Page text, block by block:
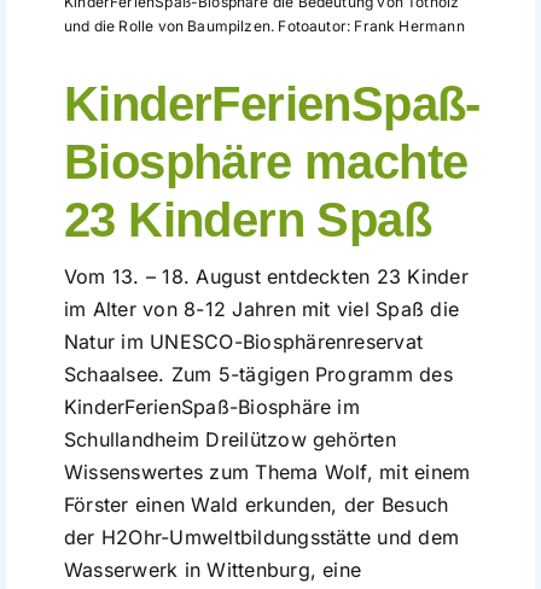
Förderverein
Kontakt
Karte
Shop
und die Rolle von Baumpilzen. Fotoautor: Frank Hermann
KinderFerienSpaß-
Biosphäre machte
23 Kindern Spaß
Vom 13. – 18. August entdeckten 23 Kinder
im Alter von 8-12 Jahren mit viel Spaß die
Natur im UNESCO-Biosphärenreservat
Schaalsee. Zum 5-tägigen Programm des
KinderFerienSpaß-Biosphäre im
Schullandheim Dreilützow gehörten
Wissenswertes zum Thema Wolf, mit einem
Förster einen Wald erkunden, der Besuch
der H2Ohr-Umweltbildungsstätte und dem
Wasserwerk in Wittenburg, eine